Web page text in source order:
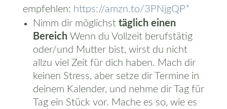
empfehlen: https://amzn.to/3PNjgQP*
Nimm dir möglichst täglich einen
BereichWenn du Vollzeit berufstätig
oder/und Mutter bist, wirst du nicht
allzu viel Zeit für dich haben. Mach dir
keinen Stress, aber setze dir Termine in
deinem Kalender, und nehme dir Tag für
Tag ein Stück vor. Mache es so, wie es